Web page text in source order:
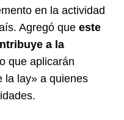
en la actividad
Agregó que este
a la
que aplicarán
la lay» a quienes